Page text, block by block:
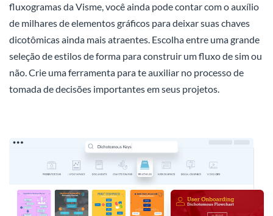
fluxogramas da Visme, você ainda pode contar com o auxílio
de milhares de elementos gráficos para deixar suas chaves
dicotômicas ainda mais atraentes. Escolha entre uma grande
seleção de estilos de forma para construir um fluxo de sim ou
não. Crie uma ferramenta para te auxiliar no processo de
tomada de decisões importantes em seus projetos.